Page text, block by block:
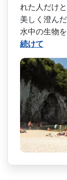
れた人だけ­
美しく澄ん
水中の生物
続けて